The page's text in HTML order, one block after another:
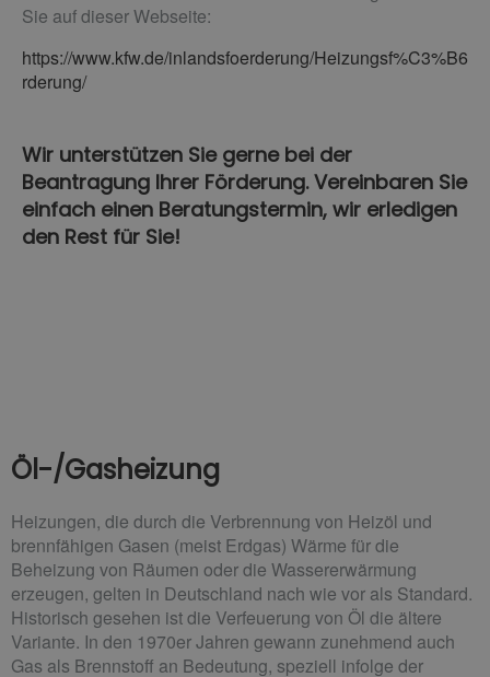
Sie auf dieser Webseite:
https://www.kfw.de/inlandsfoerderung/Heizungsf%C3%B6
rderung/
Wir unterstützen Sie gerne bei der
Beantragung Ihrer Förderung. Vereinbaren Sie
einfach einen Beratungstermin, wir erledigen
den Rest für Sie!
Öl-/Gasheizung
Heizungen, die durch die Verbrennung von Heizöl und
brennfähigen Gasen (meist Erdgas) Wärme für die
Beheizung von Räumen oder die Wassererwärmung
erzeugen, gelten in Deutschland nach wie vor als Standard.
Historisch gesehen ist die Verfeuerung von Öl die ältere
Variante. In den 1970er Jahren gewann zunehmend auch
Gas als Brennstoff an Bedeutung, speziell infolge der